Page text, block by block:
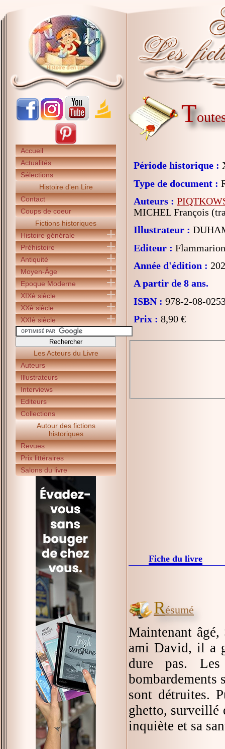
Accueil
Actualités
Sélections
Histoire d'en Lire
Contact
Coups de coeur
Fictions historiques
Histoire générale
Préhistoire
Antiquité
Moyen-Âge
Epoque Moderne
XIXè siècle
XXè siècle
XXIè siècle
Les Acteurs du Livre
Auteurs
Illustrateurs
Interviews
Editeurs
Collections
Autour des fictions
historiques
Revues
Prix littéraires
Salons du livre
T
Période historique :
Type de document :
Auteurs :
MICHEL François
Illustrateur :
Editeur :
Année d'édition :
A partir de 8 ans.
ISBN : 978-2-08-
Prix : 8,90 €
Fiche du livre
Résumé
Maintenant
ami David, il a
dure pas.
bombardements
sont détruites.
ghetto, surveillé
inquiète et sa